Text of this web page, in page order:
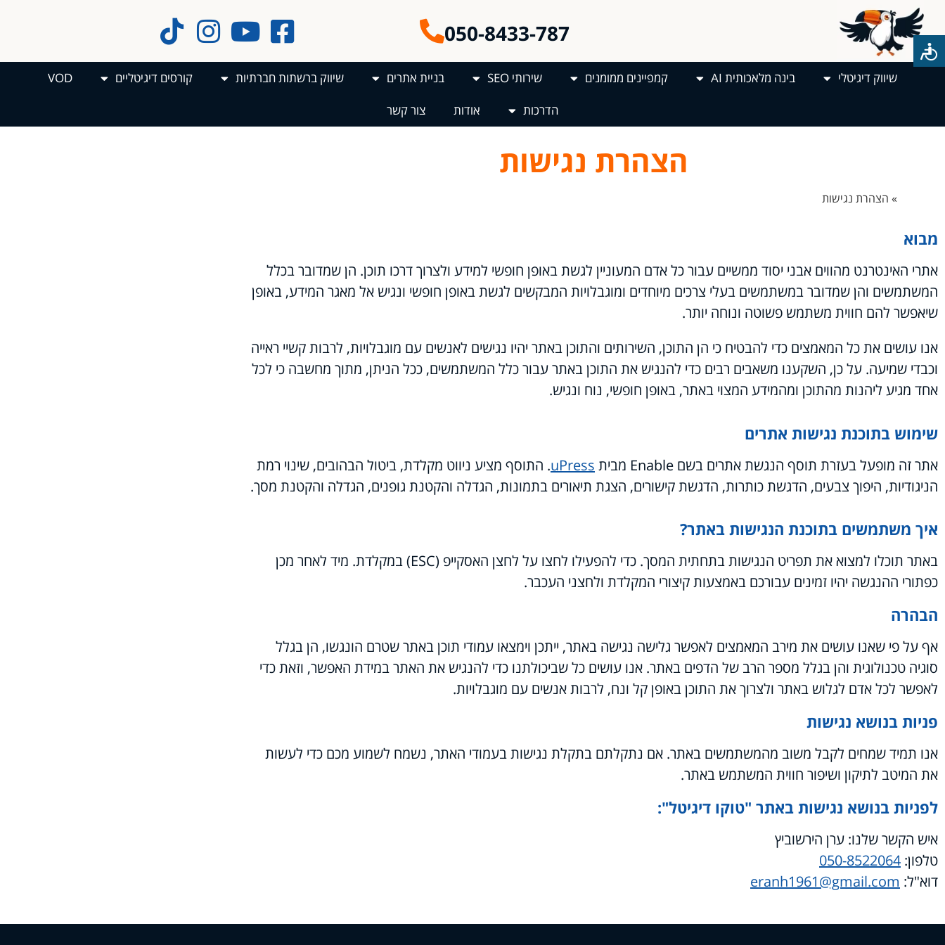
050-8433-787
שיווק דיגיטלי בינה מלאכותית AI קמפיינים ממומנים שירותי SEO בניית אתרים שיווק ברשתות חברתיות קורסים דיגיטליים
VOD
הדרכות
אודות צור קשר
הצהרת נגישות
» הצהרת נגישות
מבוא
אתרי האינטרנט מהווים אבני יסוד ממשיים עבור כל אדם המעוניין לגשת באופן חופשי למידע ולצרוך דרכו תוכן. הן שמדובר בכלל
המשתמשים והן שמדובר במשתמשים בעלי צרכים מיוחדים ומוגבלויות המבקשים לגשת באופן חופשי ונגיש אל מאגר המידע, באופן
שיאפשר להם חווית משתמש פשוטה ונוחה יותר.
אנו עושים את כל המאמצים כדי להבטיח כי הן התוכן, השירותים והתוכן באתר יהיו נגישים לאנשים עם מוגבלויות, לרבות קשיי ראייה
וכבדי שמיעה. על כן, השקענו משאבים רבים כדי להנגיש את התוכן באתר עבור כלל המשתמשים, ככל הניתן, מתוך מחשבה כי לכל
אחד מגיע ליהנות מהתוכן ומהמידע המצוי באתר, באופן חופשי, נוח ונגיש.
שימוש בתוכנת נגישות אתרים
אתר זה מופעל בעזרת תוסף הנגשת אתרים בשם Enable מבית uPress. התוסף מציע ניווט מקלדת, ביטול הבהובים, שינוי רמת
הניגודיות, היפוך צבעים, הדגשת כותרות, הדגשת קישורים, הצגת תיאורים בתמונות, הגדלה והקטנת גופנים, הגדלה והקטנת מסך.
איך משתמשים בתוכנת הנגישות באתר?
באתר תוכלו למצוא את תפריט הנגישות בתחתית המסך. כדי להפעילו לחצו על לחצן האסקייפ (ESC) במקלדת. מיד לאחר מכן
כפתורי ההנגשה יהיו זמינים עבורכם באמצעות קיצורי המקלדת ולחצני העכבר.
הבהרה
אף על פי שאנו עושים את מירב המאמצים לאפשר גלישה נגישה באתר, ייתכן וימצאו עמודי תוכן באתר שטרם הונגשו, הן בגלל
סוגיה טכנולוגית והן בגלל מספר הרב של הדפים באתר. אנו עושים כל שביכולתנו כדי להנגיש את האתר במידת האפשר, וזאת כדי
לאפשר לכל אדם לגלוש באתר ולצרוך את התוכן באופן קל ונח, לרבות אנשים עם מוגבלויות.
פניות בנושא נגישות
אנו תמיד שמחים לקבל משוב מהמשתמשים באתר. אם נתקלתם בתקלת נגישות בעמודי האתר, נשמח לשמוע מכם כדי לעשות
את המיטב לתיקון ושיפור חווית המשתמש באתר.
לפניות בנושא נגישות באתר "טוקו דיגיטל":
איש הקשר שלנו: ערן הירשוביץ
טלפון: 050-8522064
דוא"ל: eranh1961@gmail.com